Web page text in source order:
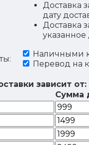
Доставка
дату
Доставка
указанное
Наличными
Перевод на
зависит от:
Сумма